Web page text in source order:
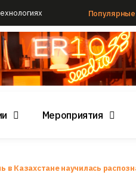
Популярные
Мероприятия
в Казахстане научилась